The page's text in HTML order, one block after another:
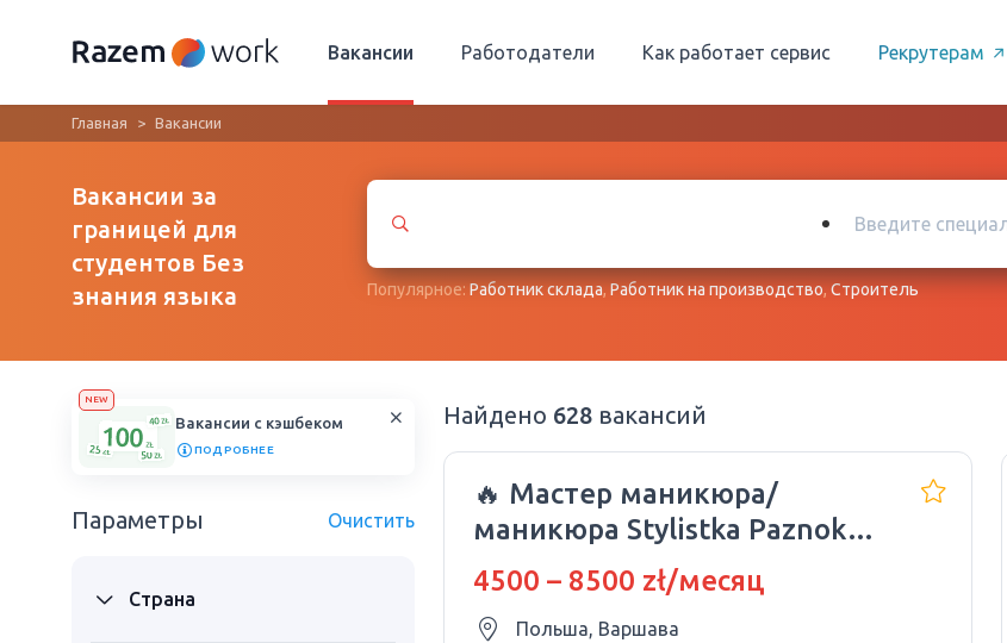
Вакансии Работодатели Как работает сервис Рекрутерам
Главная Вакансии
Вакансии за
границей для
студентов Без
знания языка
Популярное:Работник склада,Работник на производство,Строитель
NEW
Вакансии с кэшбеком
ПОДРОБНЕЕ
Параметры Очистить
Страна
Найдено 628 вакансий
🔥 Мастер маникюра/
маникюра Stylistka Paznokci
w Warszawie
4500 – 8500 zł/месяц
Польша, Варшава